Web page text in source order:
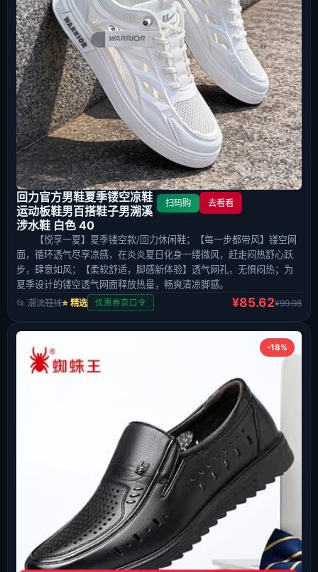
回力官方男鞋夏季镂空凉鞋
运动板鞋男百搭鞋子男溯溪
涉水鞋 白色 40
扫码购 去看看
【悦享一夏】夏季镂空款/回力休闲鞋；【每一步都带风】镂空网
面，循环透气尽享凉感，在炎炎夏日化身一缕微风，赶走闷热舒心跃
步，肆意如风；【柔软舒适，脚感新体验】透气网孔，无惧闷热；为
夏季设计的镂空透气网面释放热量，畅爽清凉脚感。
📂 潮流鞋袜⭐ 精选 优惠券京口令 ¥85.62¥99.98
-18%